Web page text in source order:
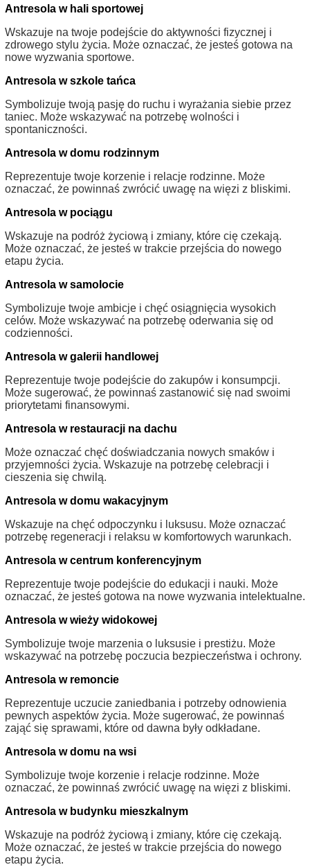
Antresola w hali sportowej
Wskazuje na twoje podejście do aktywności fizycznej i
zdrowego stylu życia. Może oznaczać, że jesteś gotowa na
nowe wyzwania sportowe.
Antresola w szkole tańca
Symbolizuje twoją pasję do ruchu i wyrażania siebie przez
taniec. Może wskazywać na potrzebę wolności i
spontaniczności.
Antresola w domu rodzinnym
Reprezentuje twoje korzenie i relacje rodzinne. Może
oznaczać, że powinnaś zwrócić uwagę na więzi z bliskimi.
Antresola w pociągu
Wskazuje na podróż życiową i zmiany, które cię czekają.
Może oznaczać, że jesteś w trakcie przejścia do nowego
etapu życia.
Antresola w samolocie
Symbolizuje twoje ambicje i chęć osiągnięcia wysokich
celów. Może wskazywać na potrzebę oderwania się od
codzienności.
Antresola w galerii handlowej
Reprezentuje twoje podejście do zakupów i konsumpcji.
Może sugerować, że powinnaś zastanowić się nad swoimi
priorytetami finansowymi.
Antresola w restauracji na dachu
Może oznaczać chęć doświadczania nowych smaków i
przyjemności życia. Wskazuje na potrzebę celebracji i
cieszenia się chwilą.
Antresola w domu wakacyjnym
Wskazuje na chęć odpoczynku i luksusu. Może oznaczać
potrzebę regeneracji i relaksu w komfortowych warunkach.
Antresola w centrum konferencyjnym
Reprezentuje twoje podejście do edukacji i nauki. Może
oznaczać, że jesteś gotowa na nowe wyzwania intelektualne.
Antresola w wieży widokowej
Symbolizuje twoje marzenia o luksusie i prestiżu. Może
wskazywać na potrzebę poczucia bezpieczeństwa i ochrony.
Antresola w remoncie
Reprezentuje uczucie zaniedbania i potrzeby odnowienia
pewnych aspektów życia. Może sugerować, że powinnaś
zająć się sprawami, które od dawna były odkładane.
Antresola w domu na wsi
Symbolizuje twoje korzenie i relacje rodzinne. Może
oznaczać, że powinnaś zwrócić uwagę na więzi z bliskimi.
Antresola w budynku mieszkalnym
Wskazuje na podróż życiową i zmiany, które cię czekają.
Może oznaczać, że jesteś w trakcie przejścia do nowego
etapu życia.